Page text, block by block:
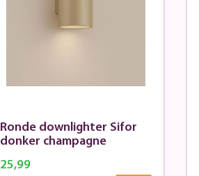
Ronde downlighter Sifor
donker champagne
25,99